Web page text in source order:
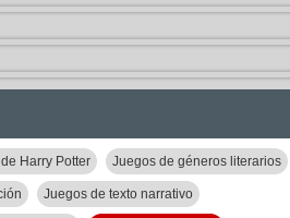
Harry Potter Juegos de géneros literarios
Juegos de texto narrativo